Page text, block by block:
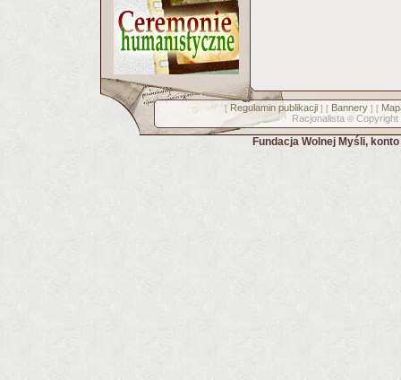
[ Regulamin publikacji] [ Bannery] [
Racjonalista © Copyright
Fundacja Wolnej Myśli,